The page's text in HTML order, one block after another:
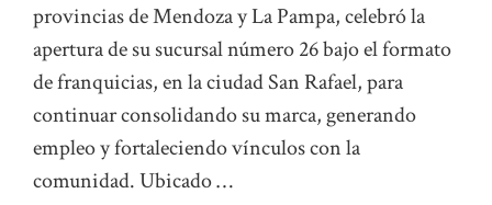
provincias de Mendoza y La Pampa, celebró la
apertura de su sucursal número 26 bajo el formato
de franquicias, en la ciudad San Rafael, para
continuar consolidando su marca, generando
empleo y fortaleciendo vínculos con la
comunidad. Ubicado …